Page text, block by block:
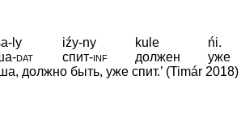
ly iźy-ny kule
ńi.
‑dat спит‑inf должен
уже
должно быть, уже спит.’ (Timár 2018)